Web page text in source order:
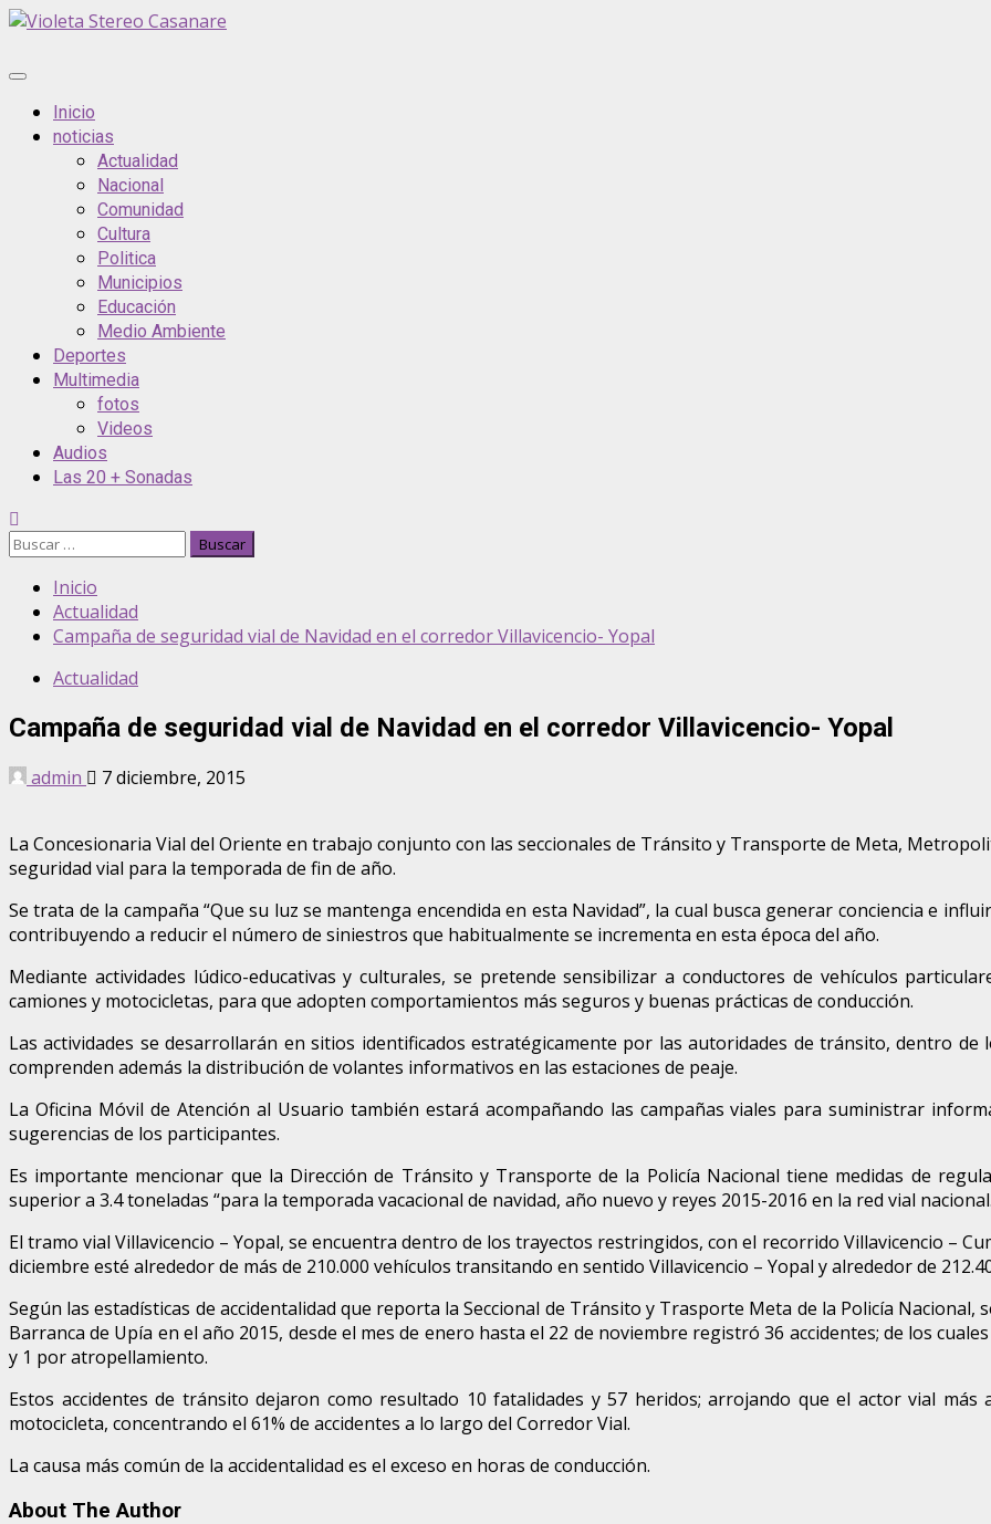
Saltar
contenido
Menú
principalInicio
noticias
Actualidad
Nacional
Comunidad
Cultura
Politica
Municipios
Educación
Medio Ambiente
Deportes
Multimedia
fotos
Videos
Audios
Las 20 + Sonadas
Buscar:
Inicio
Actualidad
Campaña de seguridad vial de Navidad en el corredor Villavicencio- Yopal
Actualidad
Campaña de seguridad vial de Navidad en el corredor Villavicencio- Yopal
admin 7 diciembre, 2015
La Concesionaria Vial del Oriente en trabajo conjunto con las seccionales de Tránsito y Transporte de Meta,
seguridad vial para la temporada de fin de año.
Se trata de la campaña “Que su luz se mantenga encendida en esta Navidad”, la cual busca generar conciencia e
contribuyendo a reducir el número de siniestros que habitualmente se incrementa en esta época del año.
Mediante actividades lúdico-educativas y culturales, se pretende sensibilizar a conductores de vehículos
camiones y motocicletas, para que adopten comportamientos más seguros y buenas prácticas de conducción.
Las actividades se desarrollarán en sitios identificados estratégicamente por las autoridades de tránsito, dentro
comprenden además la distribución de volantes informativos en las estaciones de peaje.
La Oficina Móvil de Atención al Usuario también estará acompañando las campañas viales para suministrar
sugerencias de los participantes.
Es importante mencionar que la Dirección de Tránsito y Transporte de la Policía Nacional tiene medidas de
superior a 3.4 toneladas “para la temporada vacacional de navidad, año nuevo y reyes 2015-2016 en la red vial
El tramo vial Villavicencio – Yopal, se encuentra dentro de los trayectos restringidos, con el recorrido Villavicencio –
diciembre esté alrededor de más de 210.000 vehículos transitando en sentido Villavicencio – Yopal y alrededor de
Según las estadísticas de accidentalidad que reporta la Seccional de Tránsito y Trasporte Meta de la Policía Nacional,
Barranca de Upía en el año 2015, desde el mes de enero hasta el 22 de noviembre registró 36 accidentes; de los
y 1 por atropellamiento.
Estos accidentes de tránsito dejaron como resultado 10 fatalidades y 57 heridos; arrojando que el actor vial
motocicleta, concentrando el 61% de accidentes a lo largo del Corredor Vial.
La causa más común de la accidentalidad es el exceso en horas de conducción.
About The Author